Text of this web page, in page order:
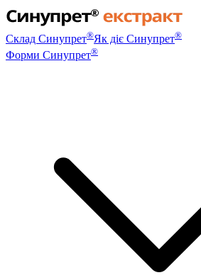
Склад Синупрет®Як діє Синупрет®
Форми Синупрет®